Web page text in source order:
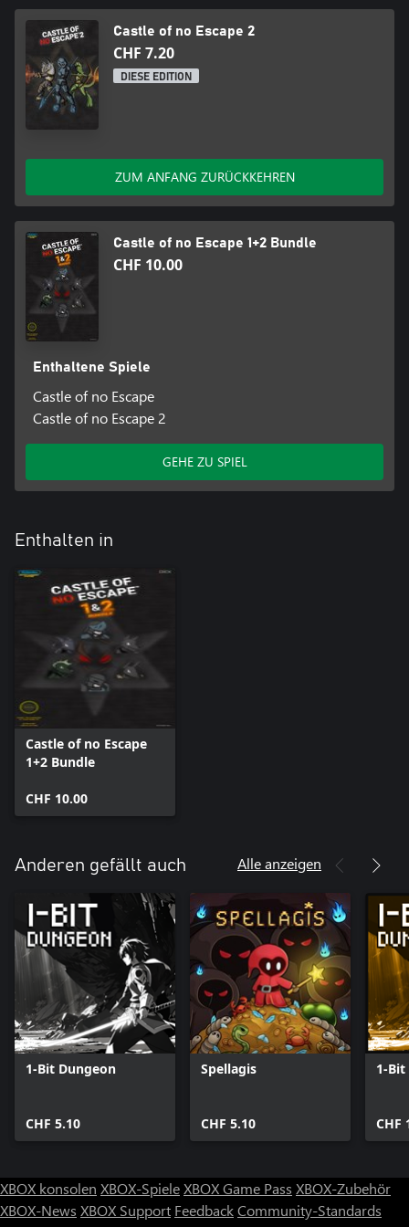
CREDITS
Spiel von D. E. X. und Kolenka-Team
Trailer von Dr. Zlo
Übersetzung ins Brasilianische Portugiesisch von Gianvelox
Übersetzung ins Deutsche von Boombastic
Castle of no Escape 2
CHF 7.20
DIESE EDITION
ZUM ANFANG ZURÜCKKEHREN
Castle of no Escape 1+2 Bundle
CHF 10.00
Enthaltene Spiele
Castle of no Escape
Castle of no Escape 2
GEHE ZU SPIEL
Enthalten in
Castle of no Escape
1+2 Bundle
CHF 10.00
Anderen gefällt auch Alle anzeigen
1-Bit Dungeon
CHF 5.10
Spellagis
CHF 5.10
1-
CHF
XBOX konsolen XBOX-SpieleXBOX Game Pass XBOX-Zubehör
XBOX-News XBOX Support FeedbackCommunity-Standards